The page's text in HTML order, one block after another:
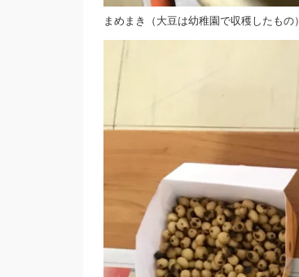
まめまき（大豆は幼稚園で収穫したもの）